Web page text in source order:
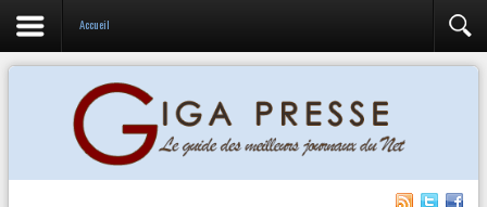
Accueil